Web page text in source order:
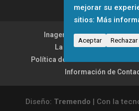
Inagen. Bombas de agua
La Empresa
Avisos
Política de Privacidad
Información de
Diseño: Tremendo | Con la
mejorar su
sitios: Más
Aceptar Rechazar